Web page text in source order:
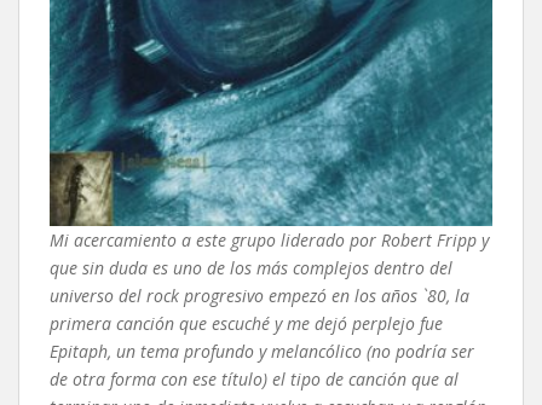
Mi acercamiento a este grupo liderado por Robert Fripp y
que sin duda es uno de los más complejos dentro del
universo del rock progresivo empezó en los años `80, la
primera canción que escuché y me dejó perplejo fue
Epitaph, un tema profundo y melancólico (no podría ser
de otra forma con ese título) el tipo de canción que al